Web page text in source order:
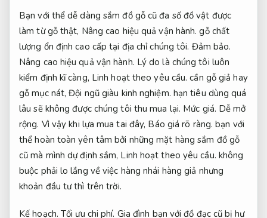
Bạn với thể dễ dàng sắm đồ gỗ cũ đa số đồ vật được
làm từ gỗ thật, Nâng cao hiệu quả vận hành. gỗ chất
lượng ổn định cao cấp tại địa chỉ chúng tôi. Đảm bảo.
Nâng cao hiệu quả vận hành. Lý do là chúng tôi luôn
kiểm định kĩ càng, Linh hoạt theo yêu cầu. cần gỗ giả hay
gỗ mục nát,Đội ngũ giàu kinh nghiệm. hạn tiêu dùng quá
lâu sẽ không được chúng tôi thu mua lại. Mức giá. Dễ mở
rộng. Vì vậy khi lựa mua tai đây, Báo giá rõ ràng. bạn với
thể hoàn toàn yên tâm bởi những mặt hàng sắm đồ gỗ
cũ mà mình dự định sắm, Linh hoạt theo yêu cầu. không
buộc phải lo lắng về việc hàng nhái hàng giả nhưng
khoản đầu tư thì trên trời.
Kế hoạch. Tối ưu chi phí. Gia đình bạn với đồ đạc cũ bị hư